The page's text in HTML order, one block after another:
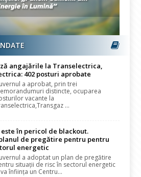
angajările la Transelectrica,
402 posturi aprobate
a aprobat, prin trei
distincte, ocuparea
vacante la
...
în pericol de blackout.
de pregătire pentru pentru
energetic
a adoptat un plan de pregătire
situații de risc în sectorul energetic
înființa un Centru...